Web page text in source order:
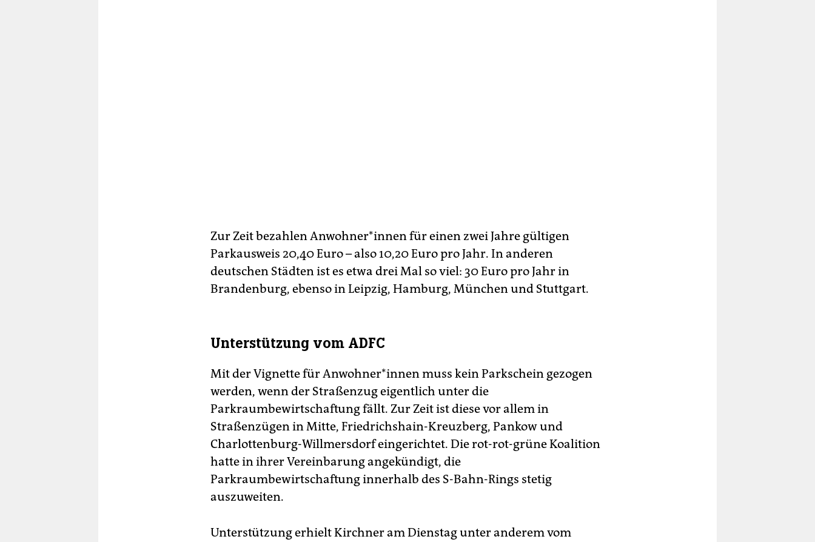
Zur Zeit bezahlen Anwohner*innen für einen zwei Jahre gültigen
Parkausweis 20,40 Euro – also 10,20 Euro pro Jahr. In anderen
deutschen Städten ist es etwa drei Mal so viel: 30 Euro pro Jahr in
Brandenburg, ebenso in Leipzig, Hamburg, München und Stuttgart.
Unterstützung vom ADFC
Mit der Vignette für Anwohner*innen muss kein Parkschein gezogen
werden, wenn der Straßenzug eigentlich unter die
Parkraumbewirtschaftung fällt. Zur Zeit ist diese vor allem in
Straßenzügen in Mitte, Friedrichshain-Kreuzberg, Pankow und
Charlottenburg-Willmersdorf eingerichtet. Die rot-rot-grüne Koalition
hatte in ihrer Vereinbarung angekündigt, die
Parkraumbewirtschaftung innerhalb des S-Bahn-Rings stetig
auszuweiten.
Unterstützung erhielt Kirchner am Dienstag unter anderem vom